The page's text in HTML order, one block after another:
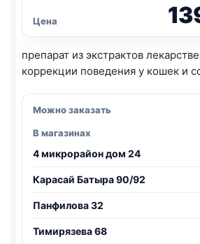
Цена
препарат из экстрактов
коррекции поведения у кошек и
Можно заказать
В магазинах
4 микрорайон дом 24
Карасай Батыра 90/92
Панфилова 32
Тимирязева 68